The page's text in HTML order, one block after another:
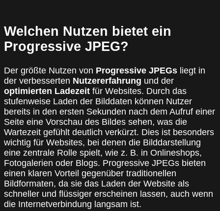
Welchen Nutzen bietet ein
Progressive JPEG?
Der größte Nutzen von Progressive JPEGs liegt in
der verbesserten Nutzererfahrung und der
optimierten Ladezeit für Websites. Durch das
stufenweise Laden der Bilddaten können Nutzer
bereits in den ersten Sekunden nach dem Aufruf einer
Seite eine Vorschau des Bildes sehen, was die
Wartezeit gefühlt deutlich verkürzt. Dies ist besonders
wichtig für Websites, bei denen die Bilddarstellung
eine zentrale Rolle spielt, wie z. B. in Onlineshops,
Fotogalerien oder Blogs. Progressive JPEGs bieten
einen klaren Vorteil gegenüber traditionellen
Bildformaten, da sie das Laden der Website als
schneller und flüssiger erscheinen lassen, auch wenn
die Internetverbindung langsam ist.